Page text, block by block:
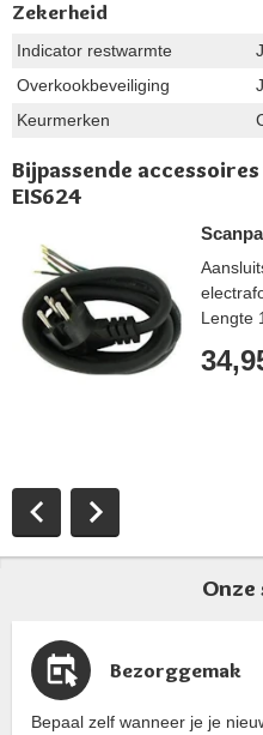
Zekerheid
Indicator restwarmte
Overkookbeveiliging
Keurmerken
Bijpassende
EIS624
Lengte
Onze
Bezorggemak
Bepaal zelf wanneer je je